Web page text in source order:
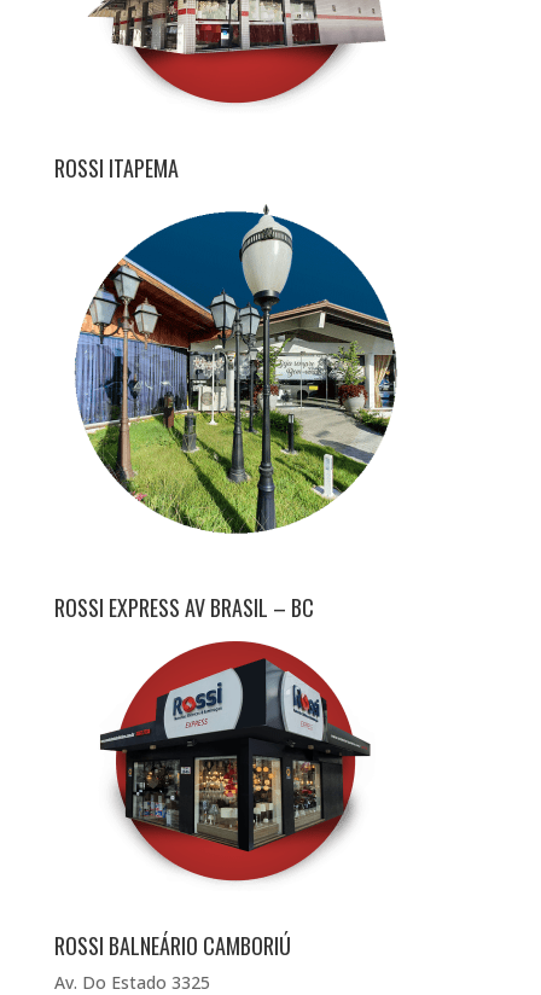
ROSSI ITAPEMA
ROSSI EXPRESS AV BRASIL – BC
ROSSI BALNEÁRIO CAMBORIÚ
Av. Do Estado 3325